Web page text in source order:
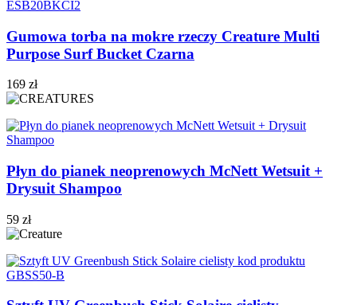
Gumowa torba na mokre rzeczy Creature Multi
Purpose Surf Bucket Czarna
169 zł
Płyn do pianek neoprenowych McNett Wetsuit +
Drysuit Shampoo
59 zł